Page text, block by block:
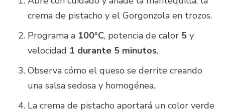
crema de pistacho y el Gorgonzola en trozos.
Programa a 100°C, potencia de calor 5 y
velocidad 1 durante 5 minutos.
Observa cómo el queso se derrite creando
una salsa sedosa y homogénea.
La crema de pistacho aportará un color verde